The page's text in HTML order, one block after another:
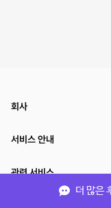
더 많은
회사
서비스 안내
관련 서비스